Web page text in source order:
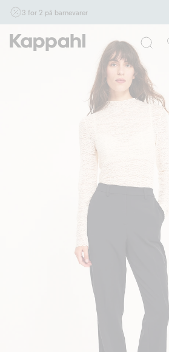
3 for 2 på barnevarer
17/8 i butikk & online for deg som er eller blir
andre tilbud eller rabatter.
Handle nå